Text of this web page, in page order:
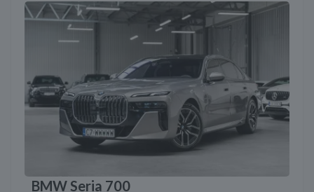
BMW Seria 700